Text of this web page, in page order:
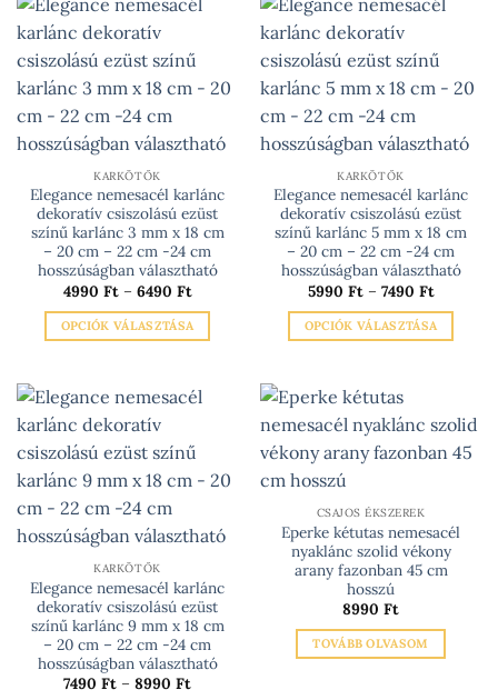
KARKÖTŐK
Elegance nemesacél karlánc
dekoratív csiszolású ezüst
színű karlánc 3 mm x 18 cm
– 20 cm – 22 cm -24 cm
hosszúságban választható
4990 Ft – 6490 FtÁrtartomány:
-
6490 Ft
OPCIÓK VÁLASZTÁSA
terméknek
több
variációja
A
változatok
a
termékoldalon
választhatók
ki
KARKÖTŐK
Elegance nemesacél karlánc
dekoratív csiszolású ezüst
színű karlánc 5 mm x 18 cm
– 20 cm – 22 cm -24 cm
hosszúságban választható
5990 Ft – 7490 Ft
-
7490 Ft
OPCIÓK VÁLASZTÁSA
terméknek
több
variációja
változatok
a
termékoldalon
választhatók
ki
KARKÖTŐK
Elegance nemesacél karlánc
dekoratív csiszolású ezüst
színű karlánc 9 mm x 18 cm
– 20 cm – 22 cm -24 cm
hosszúságban választható
7490 Ft – 8990 FtÁrtartomány:
CSAJOS ÉKSZEREK
Eperke kétutas nemesacél
nyaklánc szolid vékony
arany fazonban 45 cm
hosszú
8990 Ft
TOVÁBB OLVASOM